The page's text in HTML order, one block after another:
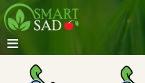
≡